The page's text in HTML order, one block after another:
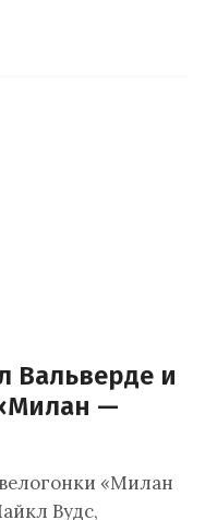
Вальверде и
—
«Милан
Вудс,